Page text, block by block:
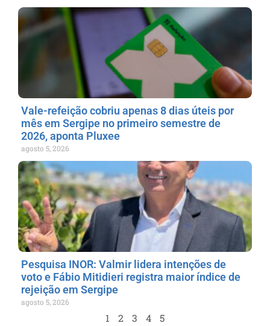
Vale-refeição cobriu apenas 8 dias úteis por
mês em Sergipe no primeiro semestre de
2026, aponta Pluxee
agosto 5, 2026
Pesquisa INOR: Valmir lidera intenções de
voto e Fábio Mitidieri registra maior índice de
rejeição em Sergipe
agosto 5, 2026
1 2 3 4 5